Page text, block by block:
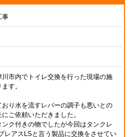
事
川市内でトイレ交換を行った現場の施
す。
り水を流すレバーの調子も悪いとの
ご依頼いただきました。
ンク付きの物でしたが今回はタンクレ
レアスLSと言う製品に交換をさせてい